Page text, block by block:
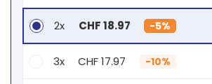
2x CHF 18.97 -5%
3x CHF 17.97 -10%